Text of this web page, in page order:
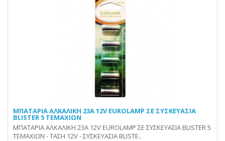
ΜΠΑΤΑΡΙΑ ΑΛΚΑΛΙΚΗ 23A 12V EUROLAMP ΣΕ ΣΥΣΚΕΥΑΣΙΑ
BLISTER 5 ΤΕΜΑΧΙΩΝ
ΜΠΑΤΑΡΙΑ ΑΛΚΑΛΙΚΗ 23A 12V EUROLAMP ΣΕ ΣΥΣΚΕΥΑΣΙΑ BLISTER 5
ΤΕΜΑΧΙΩΝ - ΤΑΣΗ 12V - ΣΥΣΚΕΥΑΣΙΑ BLISTE..